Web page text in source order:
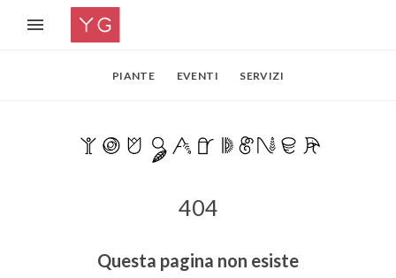
PIANTE EVENTI SERVIZI
404
Questa pagina non esiste